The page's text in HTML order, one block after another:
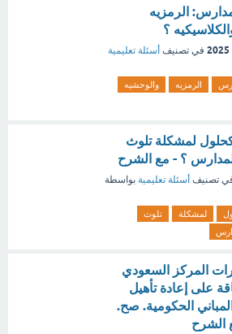
الرمزيه
؟
في تصنيف أسئلة تعليمية
الرمزيه
والوحشيه
كحلول لمشكلة تلوث
؟ - مع الشرح
تصنيف أسئلة تعليمية بواسطة
لمشكلة
تلوث
المركز السعودي
على إعادة تأهيل
الحكومية. صح.
الشرح